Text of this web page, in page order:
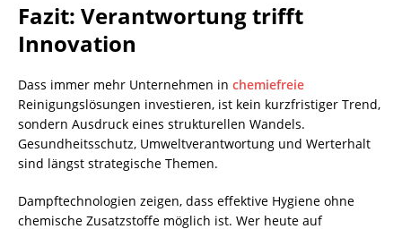
Fazit: Verantwortung trifft
Innovation
Dass immer mehr Unternehmen in chemiefreie
Reinigungslösungen investieren, ist kein kurzfristiger Trend,
sondern Ausdruck eines strukturellen Wandels.
Gesundheitsschutz, Umweltverantwortung und Werterhalt
sind längst strategische Themen.
Dampftechnologien zeigen, dass effektive Hygiene ohne
chemische Zusatzstoffe möglich ist. Wer heute auf